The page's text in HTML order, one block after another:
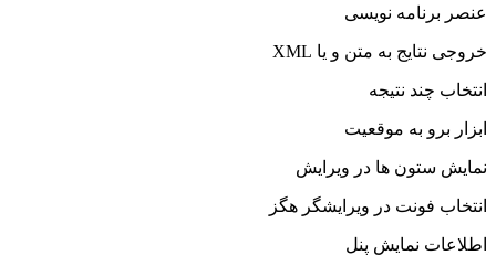
عنصر برنامه نویسی
خروجی نتایج به متن و یا XML
انتخاب چند نتیجه
ابزار برو به موقعیت
نمایش ستون ها در ویرایش
انتخاب فونت در ویرایشگر هگز
اطلاعات نمایش پنل